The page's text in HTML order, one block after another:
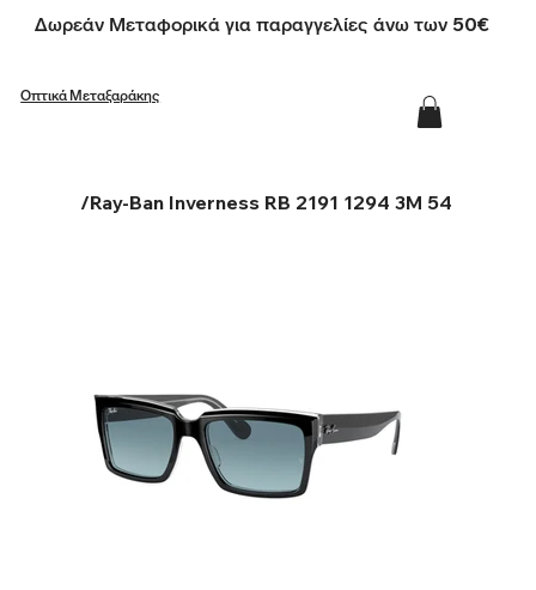
Δωρεάν Μεταφορικά για παραγγελίες άνω των 50€
Οπτικά Μεταξαράκης
/Ray-Ban Inverness RB 2191 1294 3M 54